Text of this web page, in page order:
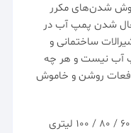
شدن‌های مکرر
شدن پمپ آب در
ساختمانی و
آب نیست و هر چه
روشن و خاموش
/ ۸۰ / ۱۰۰ لیتری